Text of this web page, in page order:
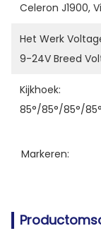
Celeron J1900,
Het Werk
9-24V Breed
Kijkhoek:
85°/85°/85°/
Markeren: